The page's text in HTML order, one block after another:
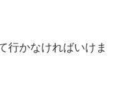
行かなければいけま